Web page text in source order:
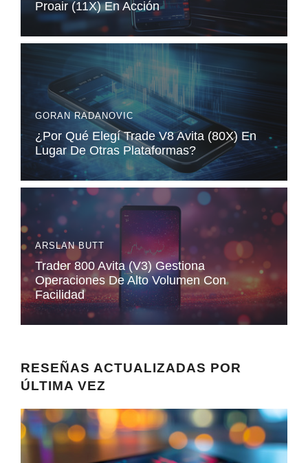
Proair (11X) En Acción
GORAN RADANOVIC
¿Por Qué Elegí Trade V8 Avita (80X) En
Lugar De Otras Plataformas?
ARSLAN BUTT
Trader 800 Avita (V3) Gestiona
Operaciones De Alto Volumen Con
Facilidad
RESEÑAS ACTUALIZADAS POR
ÚLTIMA VEZ